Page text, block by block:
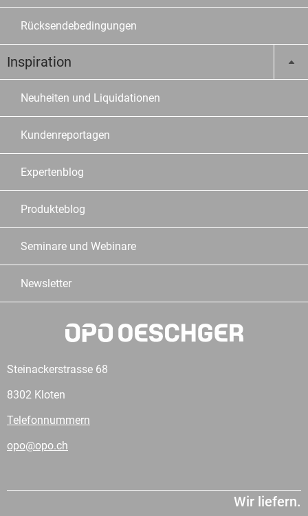
Rücksendebedingungen
Inspiration
Neuheiten und Liquidationen
Kundenreportagen
Expertenblog
Produkteblog
Seminare und Webinare
Newsletter
Steinackerstrasse 68
8302 Kloten
Telefonnummern
opo@opo.ch
Wir liefern.